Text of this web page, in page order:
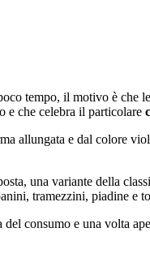
tempo, il motivo è che
e che celebra il particolare
allungata e dal colore
una variante della
tramezzini, piadine e
consumo e una volta